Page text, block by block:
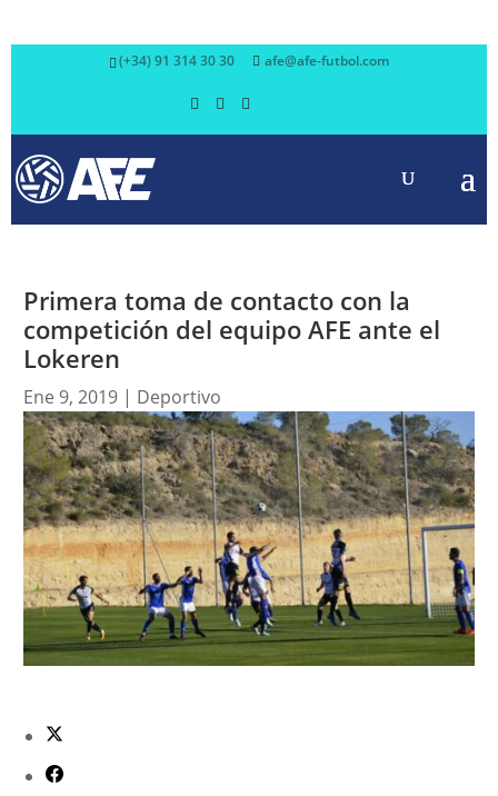
(+34) 91 314 30 30 afe@afe-futbol.com
Primera toma de contacto con la
competición del equipo AFE ante el
Lokeren
Ene 9, 2019| Deportivo